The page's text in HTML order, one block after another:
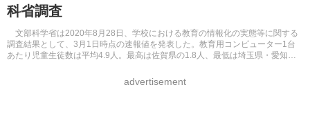
自由研究教材（小学生向け）
科省調査
文部科学省は2020年8月28日、学校における教育の情報化の実態等に関する
調査結果として、3月1日時点の速報値を発表した。教育用コンピューター1台
あたり児童生徒数は平均4.9人。最高は佐賀県の1.8人、最低は埼玉県・愛知
advertisement